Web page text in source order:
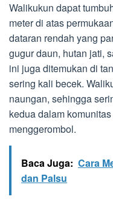
Walikukun dapat
meter di atas
dataran rendah yang
gugur daun, hutan jati,
ini juga ditemukan di
sering kali becek.
naungan, sehingga
kedua dalam
menggerombol.
Baca Juga: Cara
dan Palsu